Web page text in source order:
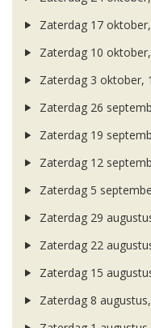
Zaterdag 17
Zaterdag 10
Zaterdag 3 oktober,
Zaterdag 26
Zaterdag 19
Zaterdag 12
Zaterdag 5
Zaterdag 29
Zaterdag 22
Zaterdag 15
Zaterdag 8